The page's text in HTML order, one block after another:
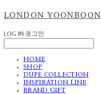
LONDON YOONBOON
LOG IN 로그인
HOME
SHOP
DUPE COLLECTION
INSPIRATION LINE
BRAND GIFT